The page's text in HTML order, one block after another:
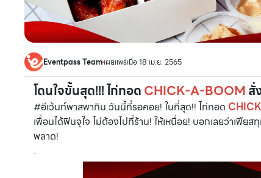
Eventpass Teamเผยแพร่เมื่อ 18 เม.ย. 2565
โดนใจขั้นสุด!!! ไก่ทอดCHICK-A-BOOMสั่
#อีเว้นท์พาสพากิน วันนี้ที่รอคอย! ในที่สุด!! ไก่ทอด
เพื่อนได้ฟินจุใจ ไม่ต้องไปที่ร้าน! ให้เหนื่อย! บอกเลยว่าเฟี
พลาด!
.